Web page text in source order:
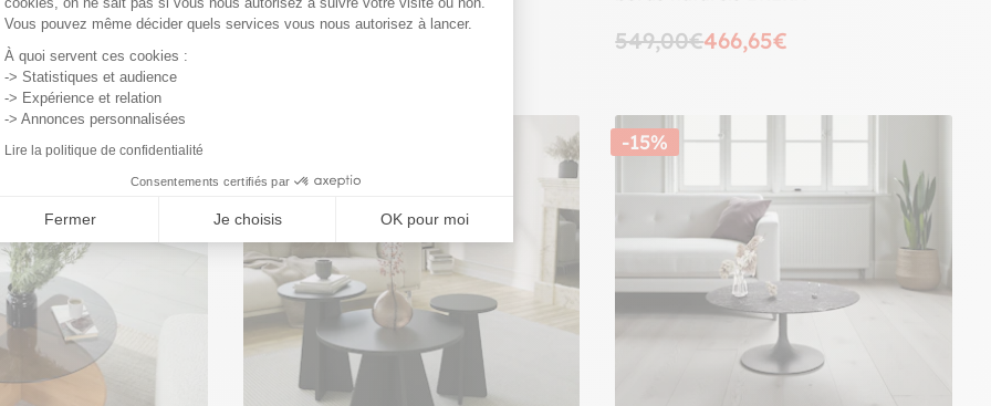
Vous pouvez même décider quels services vous nous autorisez à lancer.
À quoi servent ces cookies :
-> Statistiques et audience
-> Expérience et relation
-> Annonces personnalisées
Lire la politique de confidentialité
Consentements certifiés par
Fermer Je choisis OK pour moi
- H 46 cm
549,00€466,65€
Exclu web
-15%